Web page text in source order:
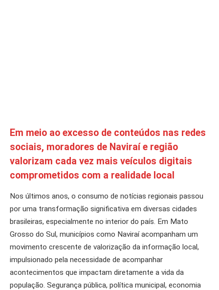
Em meio ao excesso de conteúdos nas redes
sociais, moradores de Naviraí e região
valorizam cada vez mais veículos digitais
comprometidos com a realidade local
Nos últimos anos, o consumo de notícias regionais passou
por uma transformação significativa em diversas cidades
brasileiras, especialmente no interior do país. Em Mato
Grosso do Sul, municípios como Naviraí acompanham um
movimento crescente de valorização da informação local,
impulsionado pela necessidade de acompanhar
acontecimentos que impactam diretamente a vida da
população. Segurança pública, política municipal, economia